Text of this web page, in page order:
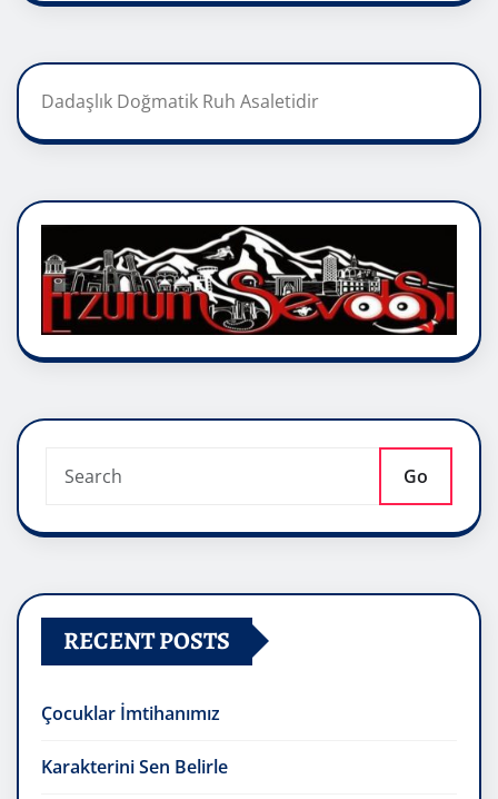
Dadaşlık Doğmatik Ruh Asaletidir
Go
RECENT POSTS
Çocuklar İmtihanımız
Karakterini Sen Belirle